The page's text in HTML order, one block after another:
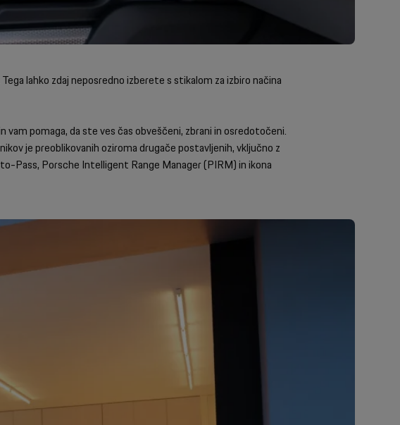
lahko zdaj neposredno izberete s stikalom za izbiro načina
pomaga, da ste ves čas obveščeni, zbrani in osredotočeni.
je preoblikovanih oziroma drugače postavljenih, vključno z
Pass, Porsche Intelligent Range Manager (PIRM) in ikona